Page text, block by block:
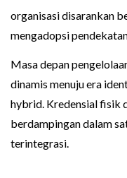
organisasi disarankan
mengadopsi
Masa depan
dinamis menuju era
hybrid. Kredensial fisik
berdampingan dalam
terintegrasi.